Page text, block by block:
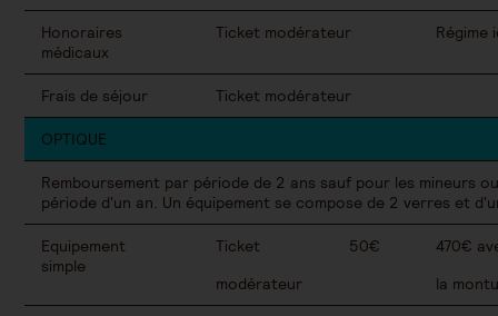
Honoraires
médicaux
Ticket modérateur Régime
Frais de séjour Ticket modérateur
OPTIQUE
Remboursement par période de 2 ans sauf pour les mineurs
période d'un an. Un équipement se compose de 2 verres et
Equipement
simple
Ticket
modérateur
50€
470€
la